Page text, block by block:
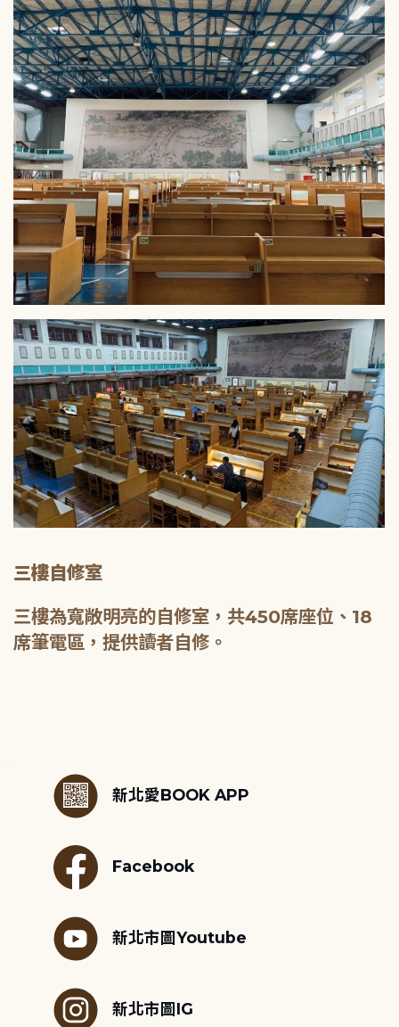
三樓自修室
三樓為寬敞明亮的自修室，共450席座位、18
席筆電區，提供讀者自修。
新北愛BOOK APP
Facebook
新北市圖Youtube
新北市圖IG